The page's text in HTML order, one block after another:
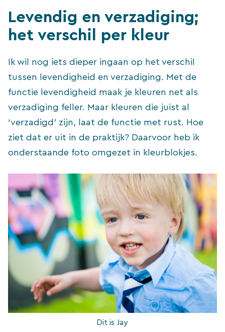
Levendig en verzadiging;
het verschil per kleur
Ik wil nog iets dieper ingaan op het verschil
tussen levendigheid en verzadiging. Met de
functie levendigheid maak je kleuren net als
verzadiging feller. Maar kleuren die juist al
‘verzadigd’ zijn, laat de functie met rust. Hoe
ziet dat er uit in de praktijk? Daarvoor heb ik
onderstaande foto omgezet in kleurblokjes.
Dit is Jay